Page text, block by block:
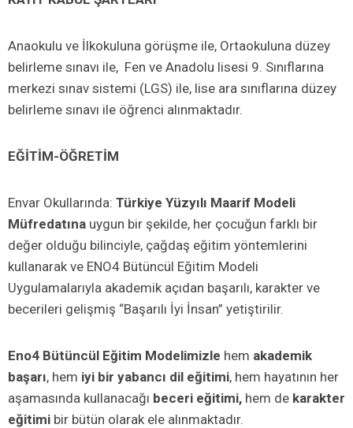
Anaokulu ve İlkokuluna görüşme ile, Ortaokuluna düzey
belirleme sınavı ile, Fen ve Anadolu lisesi 9. Sınıflarına
merkezi sınav sistemi (LGS) ile, lise ara sınıflarına düzey
belirleme sınavı ile öğrenci alınmaktadır.
EĞİTİM-ÖĞRETİM
Envar Okullarında: Türkiye Yüzyılı Maarif Modeli
Müfredatına uygun bir şekilde, her çocuğun farklı bir
değer olduğu bilinciyle, çağdaş eğitim yöntemlerini
kullanarak ve ENO4 Bütüncül Eğitim Modeli
Uygulamalarıyla akademik açıdan başarılı, karakter ve
becerileri gelişmiş “Başarılı İyi İnsan” yetiştirilir.
Eno4 Bütüncül Eğitim Modelimizle hem akademik
başarı, hem iyi bir yabancı dil eğitimi, hem hayatının her
aşamasında kullanacağı beceri eğitimi, hem de karakter
eğitimi bir bütün olarak ele alınmaktadır.